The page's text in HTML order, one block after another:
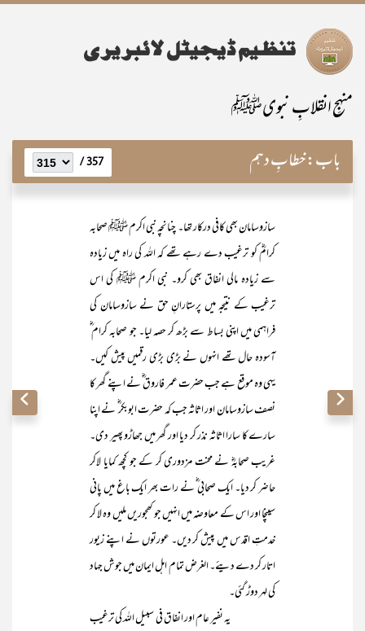
منہجِ انقلابِ نبویﷺ
باب:خطابِ دہم 357 /
سازوسامان بھی کافی درکار تھا۔ چنانچہ نبی اکرم ﷺ صحابہ
کرامؓ کو ترغیب دے رہے تھے کہ اللہ کی راہ میں زیادہ
سے زیادہ مالی انفاق بھی کرو۔ نبی اکرم ﷺ کی اس
ترغیب کے نتیجہ میں پرستارانِ حق نے سازوسامان کی
فراہمی میں اپنی بساط سے بڑھ کر حصہ لیا۔ جو صحابہ کرام ؓ
آسودہ حال تھے انہوں نے بڑی بڑی رقمیں پیش کیں۔
یہی وہ موقع ہے جب حضرت عمر فاروق ؓ نے اپنے گھر کا
نصف سازوسامان اور اثاثہ جب کہ حضرت ابوبکر ؓ نے اپنا
سارے کا سارا اثاثہ نذر کر دیا اور گھر میں جھاڑو پھیر دی۔
غریب صحابہؓ نے محنت مزدوری کر کے جو کچھ کمایا لاکر
حاضر کر دیا۔ ایک صحابی ؓ نے رات بھر ایک باغ میں پانی
سینچا اور اس کے معاوضہ میں انہیں جو کھجوریں ملیں وہ لا کر
خدمتِ اقدس میں پیش کر دیں۔ عورتوں نے اپنے زیور
اتار کر دے دیئے۔ الغرض تمام اہل ایمان میں جوش جہاد
کی لہر دوڑ گئی۔
یہ نفیر عام اور انفاق فی سبیل اللہ کی ترغیب